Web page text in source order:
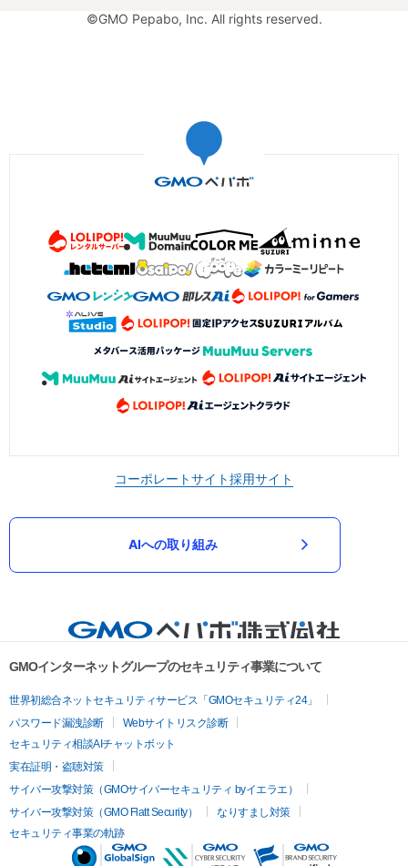
©GMO Pepabo, Inc. All rights reserved.
コーポレートサイト採用サイト
AIへの取り組み
GMOインターネットグループのセキュリティ事業について
世界初総合ネットセキュリティサービス「GMOセキュリティ24」
パスワード漏洩診断
Webサイトリスク診断
セキュリティ相談AIチャットボット
実在証明・盗聴対策
サイバー攻撃対策（GMOサイバーセキュリティ byイエラエ）
サイバー攻撃対策（GMO Flatt Security）
なりすまし対策
セキュリティ事業の軌跡